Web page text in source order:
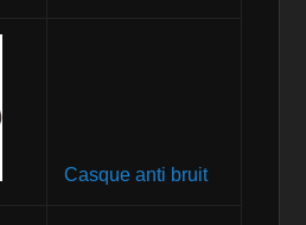
Casque anti bruit